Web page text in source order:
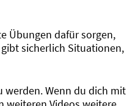
Übungen dafür sorgen,
sicherlich Situationen,
werden. Wenn du dich mit